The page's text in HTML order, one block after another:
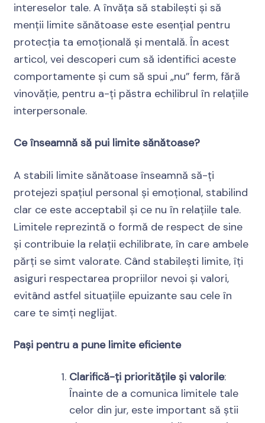
intereselor tale. A învăța să stabilești și să
menții limite sănătoase este esențial pentru
protecția ta emoțională și mentală. În acest
articol, vei descoperi cum să identifici aceste
comportamente și cum să spui „nu” ferm, fără
vinovăție, pentru a-ți păstra echilibrul în relațiile
interpersonale.
Ce înseamnă să pui limite sănătoase?
A stabili limite sănătoase înseamnă să-ți
protejezi spațiul personal și emoțional, stabilind
clar ce este acceptabil și ce nu în relațiile tale.
Limitele reprezintă o formă de respect de sine
și contribuie la relații echilibrate, în care ambele
părți se simt valorate. Când stabilești limite, îți
asiguri respectarea propriilor nevoi și valori,
evitând astfel situațiile epuizante sau cele în
care te simți neglijat.
Pași pentru a pune limite eficiente
Clarifică-ți prioritățile și valorile:
Înainte de a comunica limitele tale
celor din jur, este important să știi